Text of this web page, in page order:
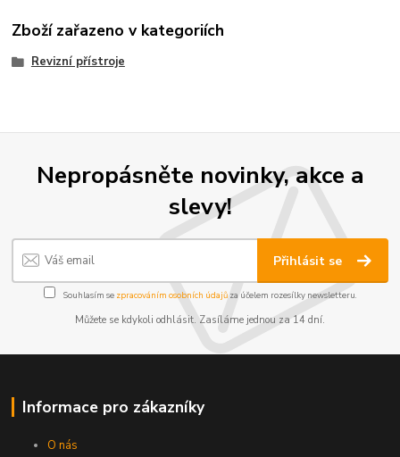
Zboží zařazeno v kategoriích
Revizní přístroje
Nepropásněte novinky, akce a
slevy!
Přihlásit se
Souhlasím se zpracováním osobních údajůza účelem rozesílky newsletteru.
Můžete se kdykoli odhlásit. Zasíláme jednou za 14 dní.
Informace pro zákazníky
O nás